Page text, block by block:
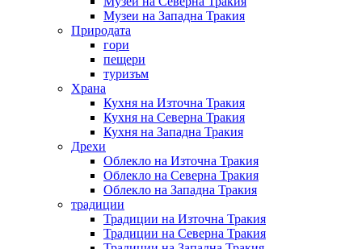
Музеи на Западна Тракия
Природата
гори
пещери
туризъм
Храна
Кухня на Източна Тракия
Кухня на Северна Тракия
Кухня на Западна Тракия
Дрехи
Облекло на Източна Тракия
Облекло на Северна Тракия
Облекло на Западна Тракия
традиции
Традиции на Източна Тракия
Традиции на Северна Тракия